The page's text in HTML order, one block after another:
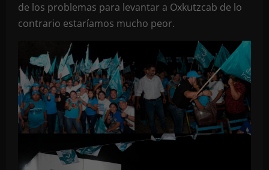
de los problemas para levantar a Oxkutzcab de lo
contrario estaríamos mucho peor.